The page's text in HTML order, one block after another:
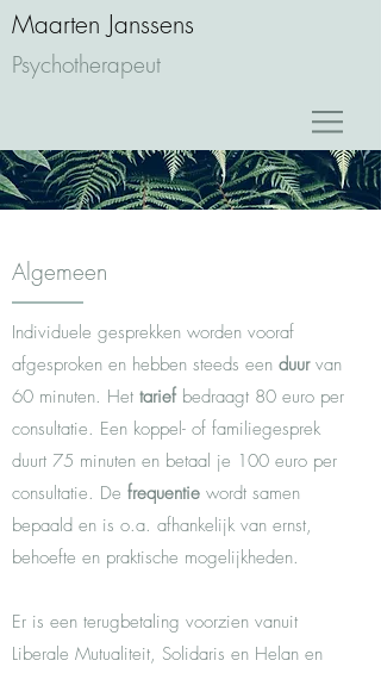
Maarten Janssens
Psychotherapeut
Algemeen
Individuele gesprekken worden vooraf
afgesproken en hebben steeds een duur van
60 minuten. Het tarief bedraagt 80 euro per
consultatie. Een koppel- of familiegesprek
duurt 75 minuten en betaal je 100 euro per
consultatie. De frequentie wordt samen
bepaald en is o.a. afhankelijk van ernst,
behoefte en praktische mogelijkheden.
Er is een terugbetaling voorzien vanuit
Liberale Mutualiteit, Solidaris en Helan en